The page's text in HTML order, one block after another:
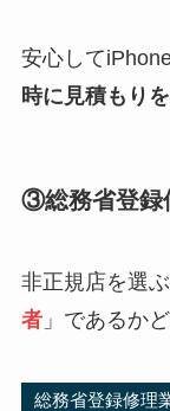
安心して
時に見積もり
③総務省登録
非正規店を選
者」であるか
総務省登録修理